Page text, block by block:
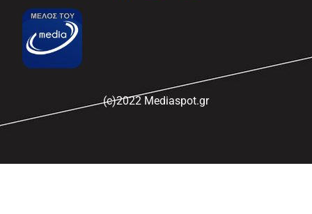
(c)2022 Mediaspot.gr